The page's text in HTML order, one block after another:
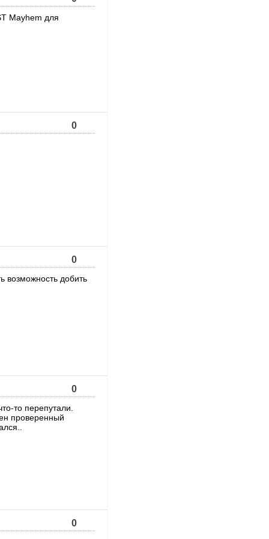
Mayhem для
0
0
возможность добить
0
то перепутали.
проверенный
0